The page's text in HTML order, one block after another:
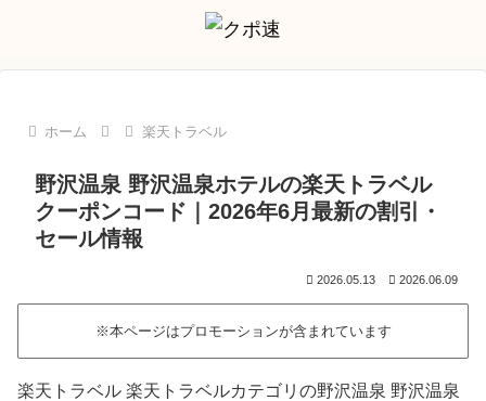
ホーム 楽天トラベル
野沢温泉 野沢温泉ホテルの楽天トラベル
クーポンコード｜2026年6月最新の割引・
セール情報
2026.05.13 2026.06.09
※本ページはプロモーションが含まれています
楽天トラベル 楽天トラベルカテゴリの野沢温泉 野沢温泉